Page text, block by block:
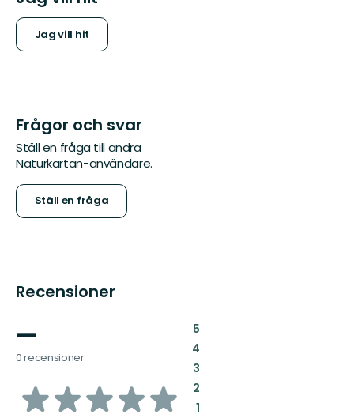
Jag vill hit
Frågor och svar
Ställ en fråga till andra
Naturkartan-användare.
Ställ en fråga
Recensioner
—
0 recensioner
av
5:
4:
3:
2:
1: